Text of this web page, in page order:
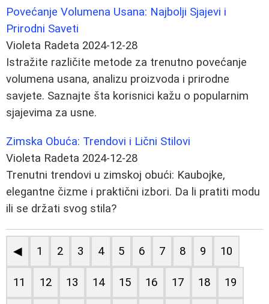
Povećanje Volumena Usana: Najbolji Sjajevi i
Prirodni Saveti
Violeta Radeta 2024-12-28
Istražite različite metode za trenutno povećanje
volumena usana, analizu proizvoda i prirodne
savjete. Saznajte šta korisnici kažu o popularnim
sjajevima za usne.
Zimska Obuća: Trendovi i Lični Stilovi
Violeta Radeta 2024-12-28
Trenutni trendovi u zimskoj obući: Kaubojke,
elegantne čizme i praktični izbori. Da li pratiti modu
ili se držati svog stila?
◀ 1 2 3 4 5 6 7 8 9 10
11 12 13 14 15 16 17 18 19